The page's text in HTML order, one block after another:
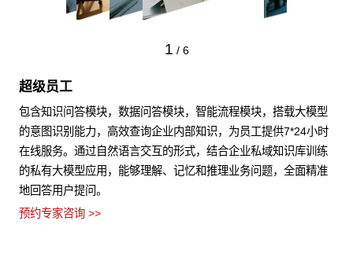
1 / 6
超级员工
包含知识问答模块，数据问答模块，智能流程模块，搭载大模型
的意图识别能力，高效查询企业内部知识，为员工提供7*24小时
在线服务。通过自然语言交互的形式，结合企业私域知识库训练
的私有大模型应用，能够理解、记忆和推理业务问题，全面精准
地回答用户提问。
预约专家咨询 >>